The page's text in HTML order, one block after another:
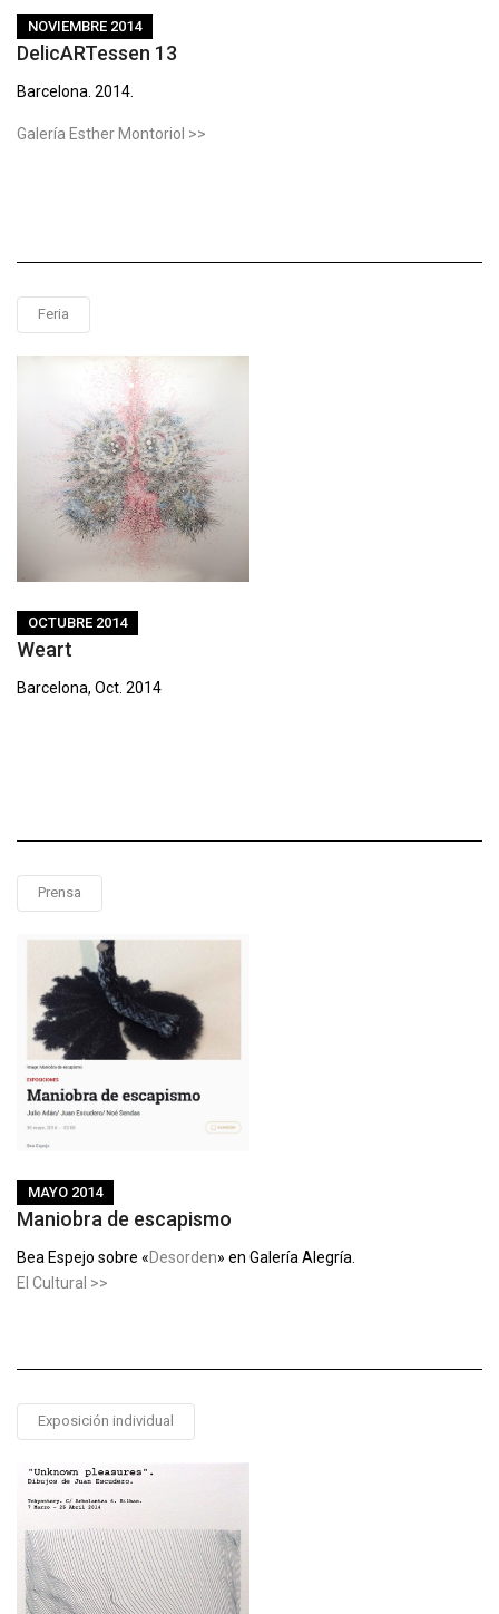
NOVIEMBRE 2014
DelicARTessen 13
Barcelona. 2014.
Galería Esther Montoriol >>
Feria
OCTUBRE 2014
Weart
Barcelona, Oct. 2014
Prensa
MAYO 2014
Maniobra de escapismo
Bea Espejo sobre «Desorden» en Galería Alegría.
El Cultural >>
Exposición individual